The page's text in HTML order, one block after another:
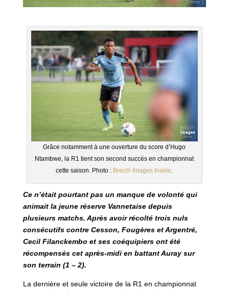
Grâce notamment à une ouverture du score d’Hugo
Ntambwe, la R1 tient son second succès en championnat
cette saison. Photo : Breizh Images Inside.
Ce n’était pourtant pas un manque de volonté qui
animait la jeune réserve Vannetaise depuis
plusieurs matchs. Après avoir récolté trois nuls
consécutifs contre Cesson, Fougères et Argentré,
Cecil Filanckembo et ses coéquipiers ont été
récompensés cet après-midi en battant Auray sur
son terrain (1 – 2).
La dernière et seule victoire de la R1 en championnat